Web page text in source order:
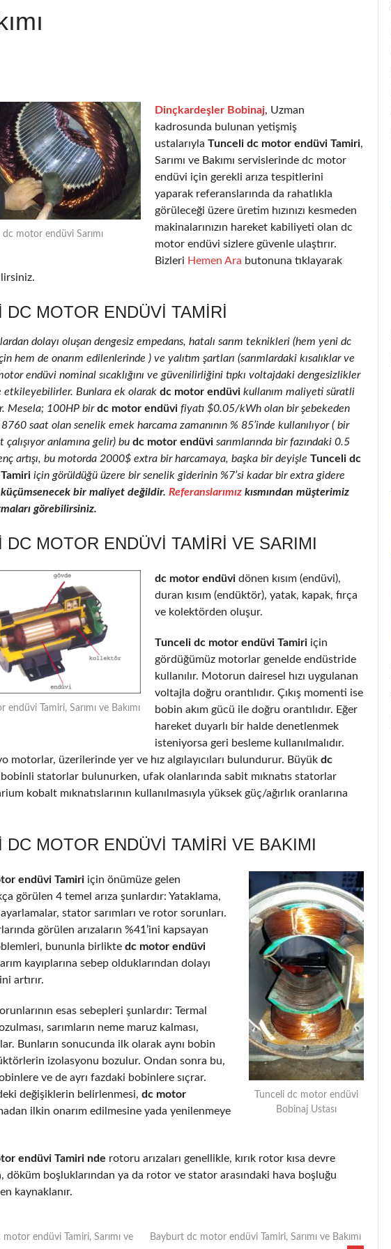
dc motor endüvi Sarımı
Dinçkardeşler Bobinaj, Uzman
kadrosunda bulunan yetişmiş
ustalarıyla Tunceli dc motor endüvi Tamiri,
Sarımı ve Bakımı servislerinde dc motor
endüvi için gerekli arıza tespitlerini
yaparak referanslarında da rahatlıkla
görüleceği üzere üretim hızınızı kesmeden
makinalarınızın hareket kabiliyeti olan dc
motor endüvi sizlere güvenle ulaştırır.
Bizleri Hemen Ara butonuna tıklayarak
DC MOTOR ENDÜVI TAMIRI
dolayı oluşan dengesiz empedans, hatalı sarım teknikleri (hem yeni dc
hem de onarım edilenlerinde ) ve yalıtım şartları (sarımlardaki kısalıklar ve
endüvi nominal sıcaklığını ve güvenilirliğini tıpkı voltajdaki dengesizlikler
etkileyebilirler. Bunlara ek olarak dc motor endüvi kullanım maliyeti süratli
Mesela; 100HP birdc motor endüvi fiyatı $0.05/kWh olan bir şebekeden
saat olan senelik emek harcama zamanının % 85’inde kullanılıyor ( bir
çalışıyor anlamına gelir) bu dc motor endüvi sarımlarında bir fazındaki 0.5
artışı, bu motorda 2000$ extra bir harcamaya, başka bir deyişle Tunceli dc
için görüldüğü üzere bir senelik giderinin %7’si kadar bir extra gidere
bir maliyet değildir. Referanslarımız kısmından müşterimiz
görebilirsiniz.
DC MOTOR ENDÜVI TAMIRI VE SARIMI
endüvi Tamiri, Sarımı ve Bakımı
dc motor endüvi dönen kısım (endüvi),
duran kısım (endüktör), yatak, kapak, fırça
ve kolektörden oluşur.
Tunceli dc motor endüvi Tamiri için
gördüğümüz motorlar genelde endüstride
kullanılır. Motorun dairesel hızı uygulanan
voltajla doğru orantılıdır. Çıkış momenti ise
bobin akım gücü ile doğru orantılıdır. Eğer
hareket duyarlı bir halde denetlenmek
isteniyorsa geri besleme kullanılmalıdır.
motorlar, üzerilerinde yer ve hız algılayıcıları bulundurur. Büyük dc
bobinli statorlar bulunurken, ufak olanlarında sabit mıknatıs statorlar
kobalt mıknatıslarının kullanılmasıyla yüksek güç/ağırlık oranlarına
DC MOTOR ENDÜVI TAMIRI VE BAKIMI
Tunceli dc motor endüvi
Bobinaj Ustası
endüvi Tamiri için önümüze gelen
görülen 4 temel arıza şunlardır: Yataklama,
stator sarımları ve rotor sorunları.
görülen arızaların %41’ini kapsayan
bununla birlikte dc motor endüvi
kayıplarına sebep olduklarından dolayı
artırır.
esas sebepleri şunlardır: Termal
sarımların neme maruz kalması,
Bunların sonucunda ilk olarak aynı bobin
izolasyonu bozulur. Ondan sonra bu,
ve de ayrı fazdaki bobinlere sıçrar.
değişiklerin belirlenmesi, dc motor
ilkin onarım edilmesine yada yenilenmeye
endüvi Tamiri nde rotoru arızaları genellikle, kırık rotor kısa devre
döküm boşluklarından ya da rotor ve stator arasındaki hava boşluğu
kaynaklanır.
motor endüvi Tamiri, Sarımı ve
Bayburt dc motor endüvi Tamiri, Sarımı ve Bakımı